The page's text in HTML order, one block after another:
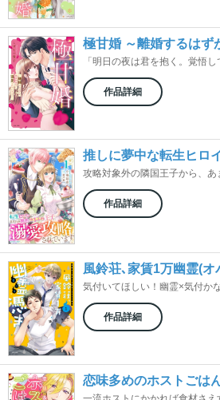
極甘婚 ～離婚するはず
「明日の夜は君を抱く。覚悟し
作品詳細
推しに夢中な転生ヒロ
攻略対象外の隣国王子から、
作品詳細
風鈴荘､家賃1万幽霊(オ
気付いてほしい！幽霊×気付
作品詳細
恋味多めのホストごは